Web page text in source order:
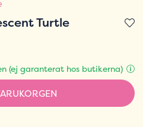
Turtle
(ej garanterat hos butikerna)